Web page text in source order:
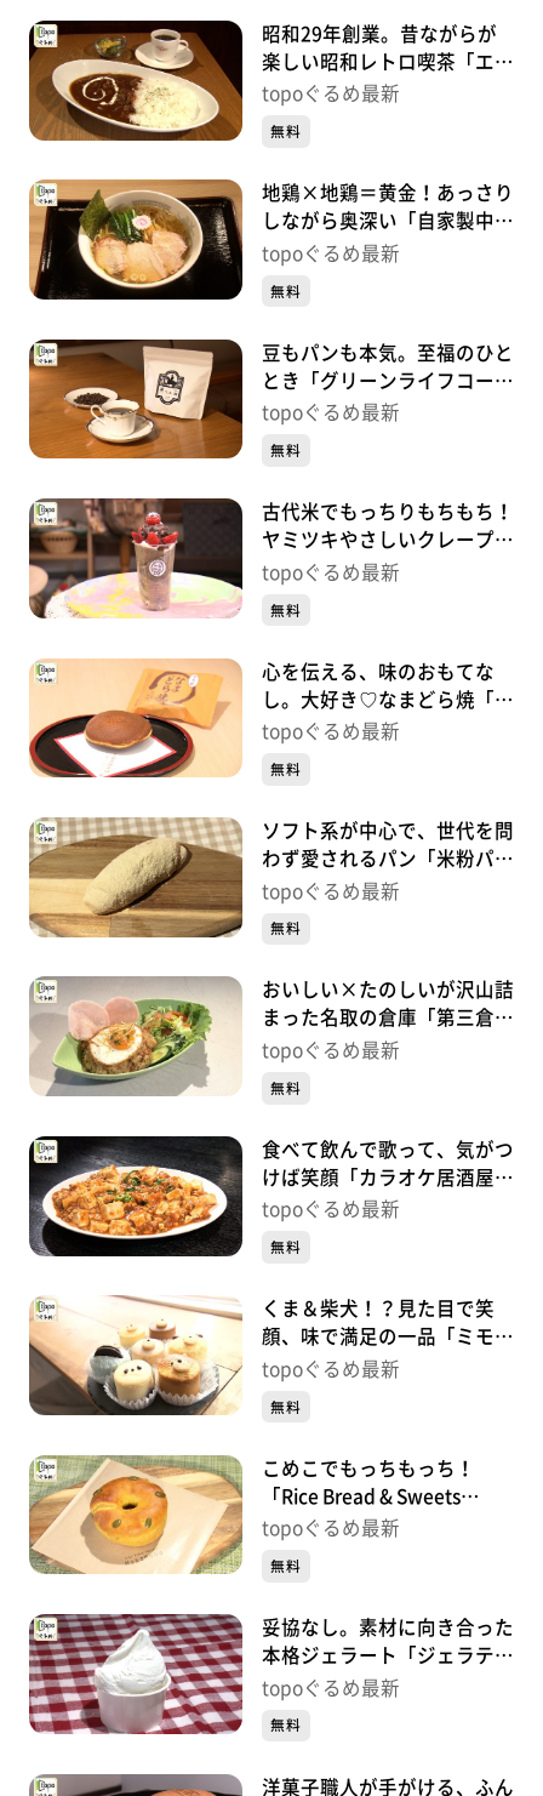
昭和29年創業。昔ながらが
楽しい昭和レトロ喫茶「エビ
アン 東一店」（青葉区一番
topoぐるめ最新
無料
地鶏×地鶏＝黄金！あっさり
しながら奥深い「自家製中華
そば つむぎ」（多賀城市下
topoぐるめ最新
無料
豆もパンも本気。至福のひと
とき「グリーンライフコーヒ
ーロースター」（多賀城市高
topoぐるめ最新
無料
古代米でもっちりもちもち！
ヤミツキやさしいクレープ
「和歌珈琲」（多賀城市留ケ
topoぐるめ最新
無料
心を伝える、味のおもてな
し。大好き♡なまどら焼「榮
太楼 多賀城店」（多賀城市
topoぐるめ最新
無料
ソフト系が中心で、世代を問
わず愛されるパン「米粉パン
トゥット」（多賀城市留ケ
topoぐるめ最新
無料
おいしい×たのしいが沢山詰
まった名取の倉庫「第三倉庫
el camino」（名取市植松新
topoぐるめ最新
無料
食べて飲んで歌って、気がつ
けば笑顔「カラオケ居酒屋
KIMUCHIYA」（名取市大手
topoぐるめ最新
無料
くま＆柴犬！？見た目で笑
顔、味で満足の一品「ミモザ
チーズケーキ」（太白区袋
topoぐるめ最新
無料
こめこでもっちもっち！
「Rice Bread & Sweets
MonaMona 河原町店」（若
るめ】
topoぐるめ最新
無料
妥協なし。素材に向き合った
本格ジェラート「ジェラテリ
ア リベルタ」（泉区泉中
topoぐるめ最新
無料
洋菓子職人が手がける、ふん